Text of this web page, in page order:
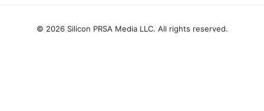
© 2026 Silicon PRSA Media LLC. All rights reserved.